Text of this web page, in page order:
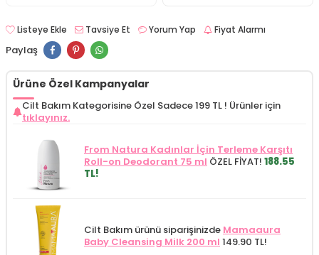
Listeye Ekle Tavsiye Et Yorum Yap Fiyat Alarmı
Paylaş
Ürüne Özel Kampanyalar
Cilt Bakım Kategorisine Özel Sadece 199 TL ! Ürünler için
tıklayınız.
From Natura Kadınlar İçin Terleme Karşıtı
Roll-on Deodorant 75 ml ÖZEL FİYAT! 188.55
TL!
Cilt Bakım ürünü siparişinizde Mamaaura
Baby Cleansing Milk 200 ml 149.90 TL!